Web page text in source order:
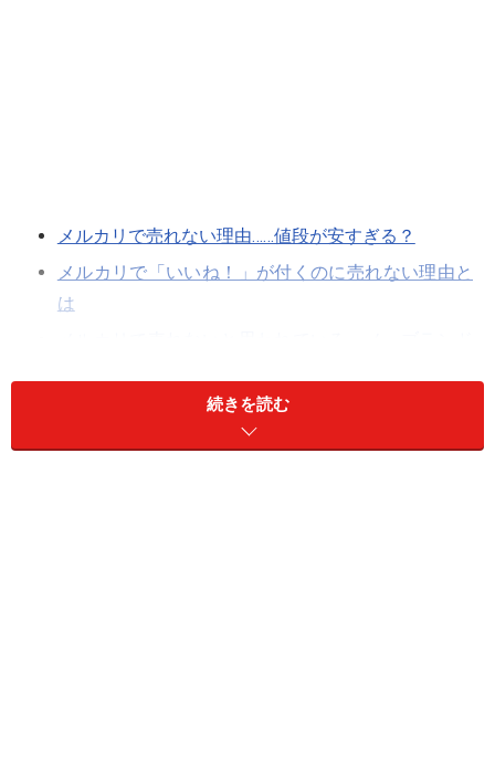
メルカリで売れない理由……値段が安すぎる？
メルカリで「いいね！」が付くのに売れない理由と
は
出品している日数と再出品のタイミングも売る方法
続きを読む